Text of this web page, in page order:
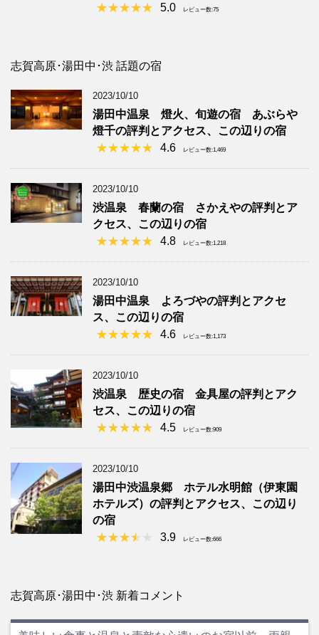
5.0
レビュー数:75
志賀高原･湯田中･渋 話題の宿
2023/10/10
湯田中温泉 燈火、旬遊の宿 あぶらや
燈千の評判とアクセス、この辺りの宿
4.6
レビュー数:1,469
2023/10/10
渋温泉 春蘭の宿 さかえやの評判とア
クセス、この辺りの宿
4.8
レビュー数:1,218
2023/10/10
湯田中温泉 よろづやの評判とアクセ
ス、この辺りの宿
4.6
レビュー数:1,173
2023/10/10
渋温泉 歴史の宿 金具屋の評判とアク
セス、この辺りの宿
4.5
レビュー数:909
2023/10/10
湯田中渋温泉郷 ホテル水明館（伊東園
ホテルズ）の評判とアクセス、この辺り
の宿
3.9
レビュー数:666
志賀高原･湯田中･渋 新着コメント